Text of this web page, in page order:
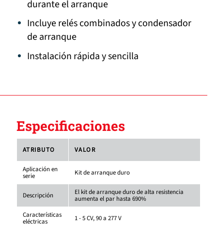
durante el arranque
Incluye relés combinados y condensador
de arranque
Instalación rápida y sencilla
Especificaciones
ATRIBUTO VALOR
Aplicación en
serie Kit de arranque duro
Descripción El kit de arranque duro de alta resistencia
aumenta el par hasta 690%
Características
eléctricas 1 - 5 CV, 90 a 277 V